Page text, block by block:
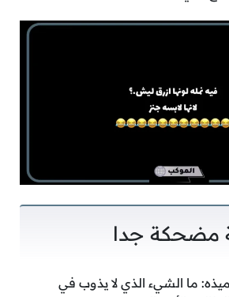
مضحكة جدا
ما الشيء الذي لا يذوب في